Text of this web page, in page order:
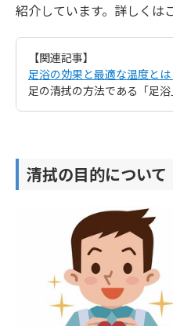
紹介しています。詳しくは
【関連記事】
足浴の効果と最適な温度と
足の清拭の方法である「足
清拭の目的について